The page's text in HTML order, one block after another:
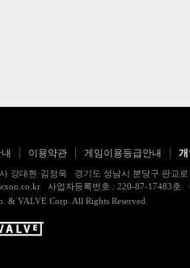
이용약관 게임이용등급안내
강대현·김정욱 경기도 성남시 분당구 판교
사업자등록번호 : 220-87-17483
& VALVE Corp. All Rights Reserved.